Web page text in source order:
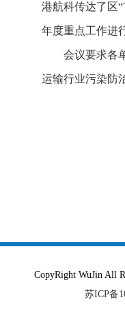
港航科传达了区
年度重点工作进
会议要求各
运输行业污染防
CopyRight WuJin
苏ICP备